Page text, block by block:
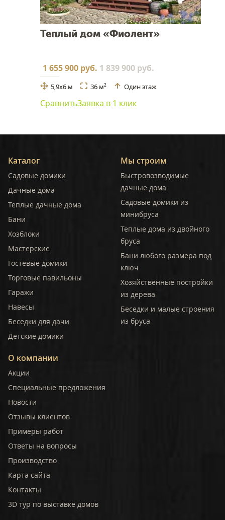
Теплый дом «Фиолент»
1 655 900 руб. 1 839 900 руб.
5,9x6 м 36 м2 Один этаж
СравнитьЗаявка в 1 клик
Каталог
Садовые домики
Дачные дома
Теплые дачные дома
Бани
Хозблоки
Мастерские
Гостевые домики
Торговые павильоны
Гаражи
Навесы
Беседки для дачи
Детские домики
Мы строим
Быстровозводимые
дачные дома
Садовые домики из
минибруса
Теплые дома из двойного
бруса
Бани любого размера под
ключ
Хозяйственные постройки
из дерева
Беседки и малые строения
из бруса
О компании
Акции
Специальные предложения
Новости
Отзывы клиентов
Примеры работ
Ответы на вопросы
Производство
Карта сайта
Контакты
3D тур по выставке домов